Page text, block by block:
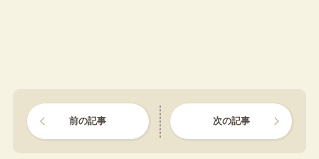
前の記事 次の記事